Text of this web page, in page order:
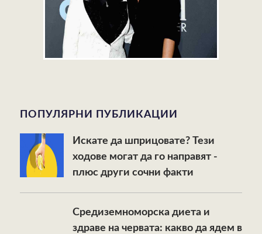
ПОПУЛЯРНИ ПУБЛИКАЦИИ
Искате да шприцовате? Тези
ходове могат да го направят -
плюс други сочни факти
Средиземноморска диета и
здраве на червата: какво да ядем в